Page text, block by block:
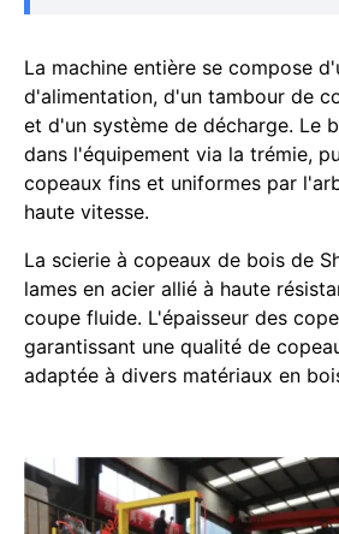
La machine entière se compose
d'alimentation, d'un tambour de
et d'un système de décharge. Le
dans l'équipement via la trémie,
copeaux fins et uniformes par
haute vitesse.
La scierie à copeaux de bois de
lames en acier allié à haute
coupe fluide. L'épaisseur des
garantissant une qualité de
adaptée à divers matériaux en